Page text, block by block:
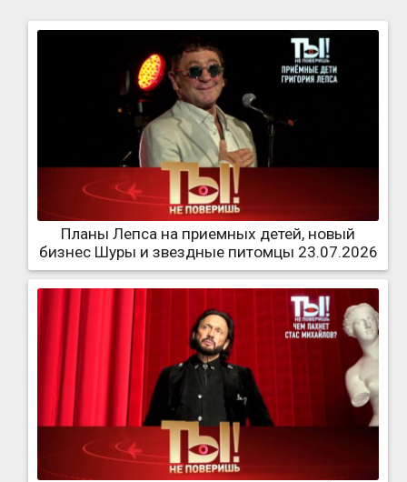
Планы Лепса на приемных детей, новый
бизнес Шуры и звездные питомцы 23.07.2026